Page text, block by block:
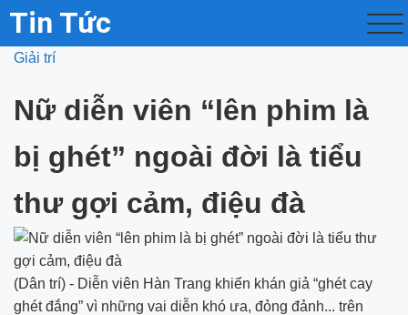
Tin Tức
Giải trí
Nữ diễn viên “lên phim là
bị ghét” ngoài đời là tiểu
thư gợi cảm, điệu đà
(Dân trí) - Diễn viên Hàn Trang khiến khán giả “ghét cay
ghét đắng” vì những vai diễn khó ưa, đỏng đảnh... trên